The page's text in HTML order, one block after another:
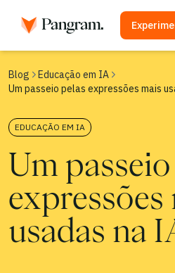
Detetor de IA
Detetor de imagem
API
Integrações
Verificador de plágio
Detecção multilingue por IA
Blog
Educação em IA
Um passeio pelas expressões mais
EDUCAÇÃO EM IA
Um
expressões
usadas na